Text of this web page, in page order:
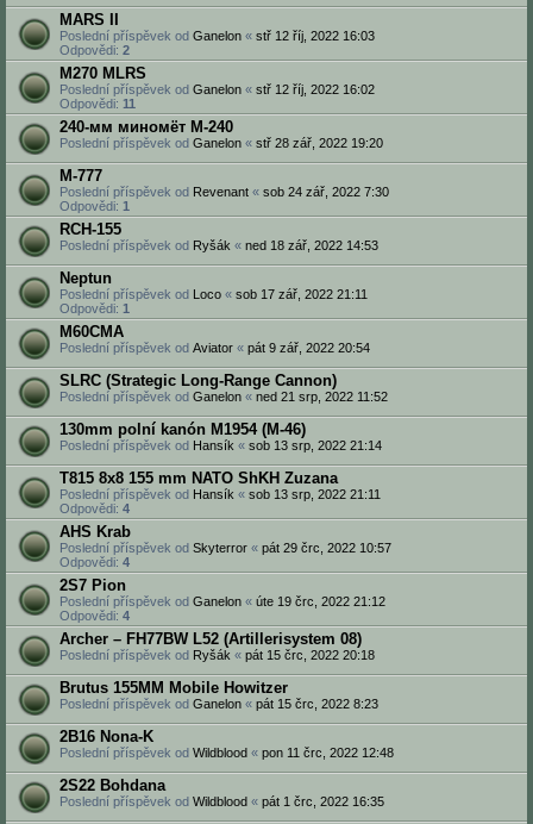
MARS II
Poslední příspěvek od Ganelon « stř 12 říj, 2022 16:03
Odpovědi: 2
M270 MLRS
Poslední příspěvek od Ganelon « stř 12 říj, 2022 16:02
Odpovědi: 11
240-мм миномёт М-240
Poslední příspěvek od Ganelon « stř 28 zář, 2022 19:20
M-777
Poslední příspěvek od Revenant « sob 24 zář, 2022 7:30
Odpovědi: 1
RCH-155
Poslední příspěvek od Ryšák « ned 18 zář, 2022 14:53
Neptun
Poslední příspěvek od Loco « sob 17 zář, 2022 21:11
Odpovědi: 1
M60CMA
Poslední příspěvek od Aviator « pát 9 zář, 2022 20:54
SLRC (Strategic Long-Range Cannon)
Poslední příspěvek od Ganelon « ned 21 srp, 2022 11:52
130mm polní kanón M1954 (M-46)
Poslední příspěvek od Hansík « sob 13 srp, 2022 21:14
T815 8x8 155 mm NATO ShKH Zuzana
Poslední příspěvek od Hansík « sob 13 srp, 2022 21:11
Odpovědi: 4
AHS Krab
Poslední příspěvek od Skyterror « pát 29 črc, 2022 10:57
Odpovědi: 4
2S7 Pion
Poslední příspěvek od Ganelon « úte 19 črc, 2022 21:12
Odpovědi: 4
Archer – FH77BW L52 (Artillerisystem 08)
Poslední příspěvek od Ryšák « pát 15 črc, 2022 20:18
Brutus 155MM Mobile Howitzer
Poslední příspěvek od Ganelon « pát 15 črc, 2022 8:23
2B16 Nona-K
Poslední příspěvek od Wildblood « pon 11 črc, 2022 12:48
2S22 Bohdana
Poslední příspěvek od Wildblood « pát 1 črc, 2022 16:35